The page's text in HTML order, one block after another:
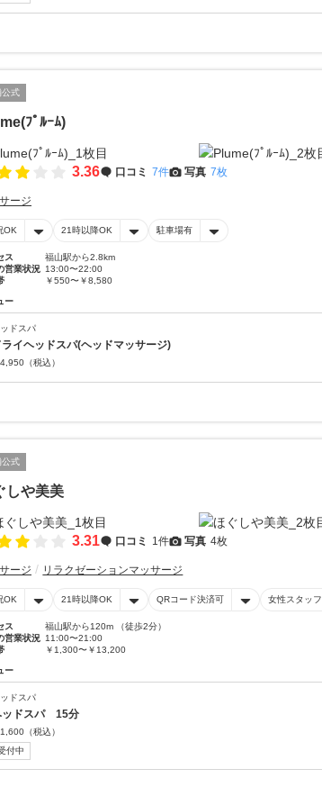
公式
ﾌﾟﾙｰﾑ)
3.36 口コミ 7件 写真 7枚
ージ
OK 21時以降OK 駐車場有
ス
福山駅から2.8km
営業状況 13:00〜22:00
￥550〜￥8,580
ー
ドスパ
ライヘッドスパ(ヘッドマッサージ)
4,950 （税込）
公式
しや美美
3.31 口コミ 1件 写真 4枚
ージ リラクゼーションマッサージ
OK 21時以降OK QRコード決済可 女性スタッフ
ス
福山駅から120m （徒歩2分）
営業状況 11:00〜21:00
￥1,300〜￥13,200
ー
ドスパ
ッドスパ 15分
1,600 （税込）
付中